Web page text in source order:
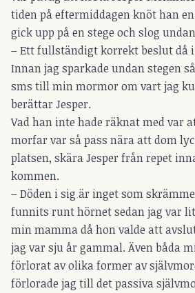
tiden på eftermiddagen knöt han
gick upp på en stege och slog
– Ett fullständigt korrekt beslut då
Innan jag sparkade undan stegen
sms till min mormor om vart jag
berättar Jesper.
Vad han inte hade räknat med var
morfar var så pass nära att dom
platsen, skära Jesper från repet
kommen.
– Döden i sig är inget som
funnits runt hörnet sedan jag var
min mamma då hon valde att
jag var sju år gammal. Även båda
förlorat av olika former av
förlorade jag till det passiva